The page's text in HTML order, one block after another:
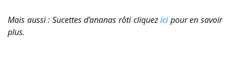
Mais aussi : Sucettes d’ananas rôti cliquezicipour en savoir
plus.